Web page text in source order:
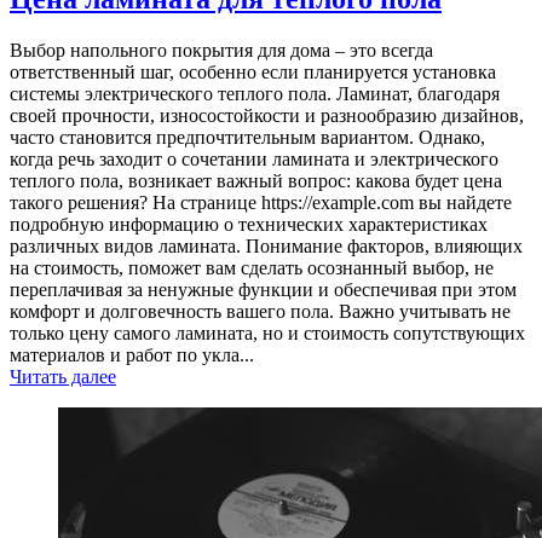
Выбор напольного покрытия для дома – это всегда
ответственный шаг, особенно если планируется установка
системы электрического теплого пола. Ламинат, благодаря
своей прочности, износостойкости и разнообразию дизайнов,
часто становится предпочтительным вариантом. Однако,
когда речь заходит о сочетании ламината и электрического
теплого пола, возникает важный вопрос: какова будет цена
такого решения? На странице https://example.com вы найдете
подробную информацию о технических характеристиках
различных видов ламината. Понимание факторов, влияющих
на стоимость, поможет вам сделать осознанный выбор, не
переплачивая за ненужные функции и обеспечивая при этом
комфорт и долговечность вашего пола. Важно учитывать не
только цену самого ламината, но и стоимость сопутствующих
материалов и работ по укла...
Читать далее